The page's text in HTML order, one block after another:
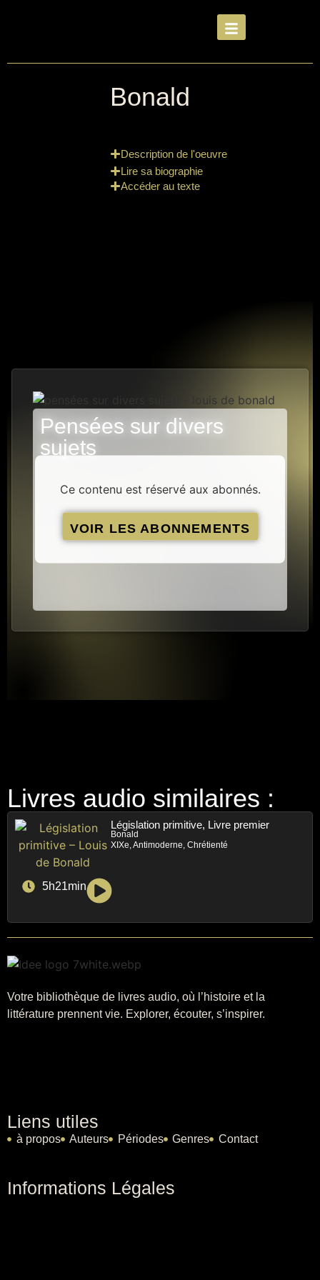
Bonald
Description de l'oeuvre
Lire sa biographie
Accéder au texte
Pensées sur divers
sujets
Ce contenu est réservé aux abonnés.
VOIR LES ABONNEMENTS
Livres audio similaires :
Législation primitive, Livre premier
Bonald
XIXe, Antimoderne, Chrétienté
5h21min
Votre bibliothèque de livres audio, où l’histoire et la
littérature prennent vie. Explorer, écouter, s’inspirer.
Liens utiles
à propos Auteurs Périodes Genres Contact
Informations Légales